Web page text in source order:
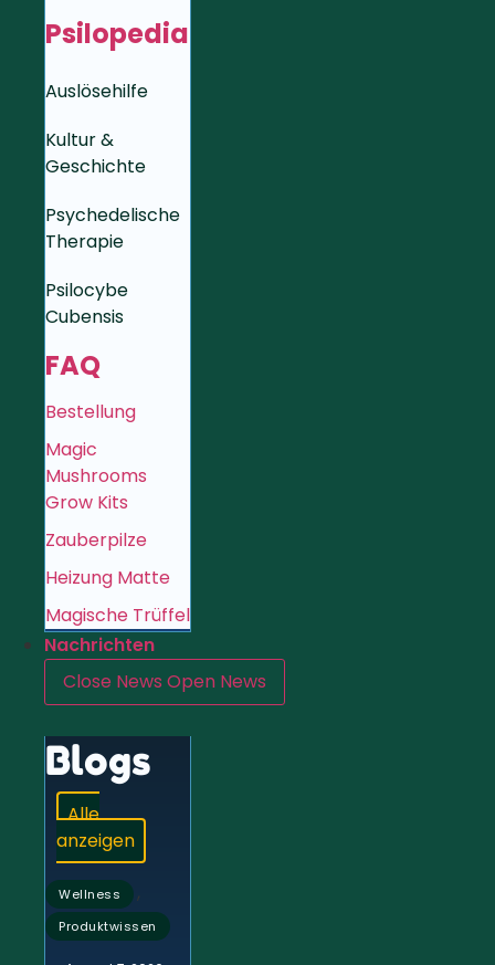
Psilopedia
Auslösehilfe
Kultur &
Geschichte
Psychedelische
Therapie
Psilocybe
Cubensis
FAQ
Bestellung
Magic
Mushrooms
Grow Kits
Zauberpilze
Heizung Matte
Magische Trüffel
Nachrichten
Close News Open News
Blogs
Alle
anzeigen
Wellness ,
Produktwissen